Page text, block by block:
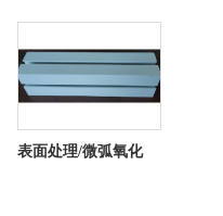
表面处理/微弧氧化